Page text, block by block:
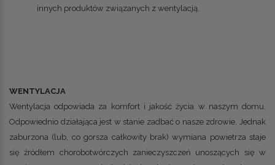
innych produktów związanych z wentylacją.
WENTYLACJA
Wentylacja odpowiada za komfort i jakość życia w naszym domu.
Odpowiednio działająca jest w stanie zadbać o nasze zdrowie. Jednak
zaburzona (lub, co gorsza całkowity brak) wymiana powietrza staje
się źródłem chorobotwórczych zanieczyszczeń unoszących się w